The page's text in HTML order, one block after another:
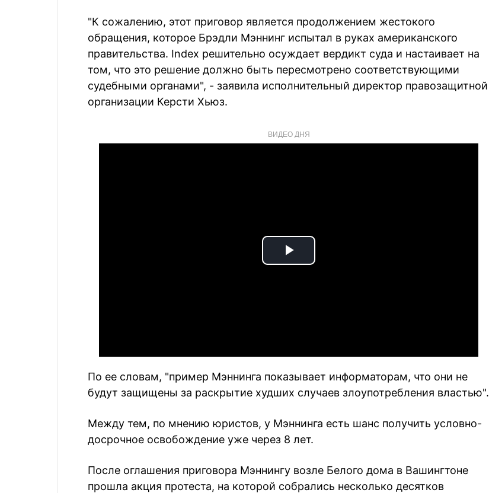
"К сожалению, этот приговор является продолжением жестокого
обращения, которое Брэдли Мэннинг испытал в руках американского
правительства. Index решительно осуждает вердикт суда и настаивает на
том, что это решение должно быть пересмотрено соответствующими
судебными органами", - заявила исполнительный директор правозащитной
организации Керсти Хьюз.
ВИДЕО ДНЯ
Play
По ее словам, "пример Мэннинга показывает информаторам, что они не
будут защищены за раскрытие худших случаев злоупотребления властью".
Между тем, по мнению юристов, у Мэннинга есть шанс получить условно-
досрочное освобождение уже через 8 лет.
После оглашения приговора Мэннингу возле Белого дома в Вашингтоне
прошла акция протеста, на которой собрались несколько десятков